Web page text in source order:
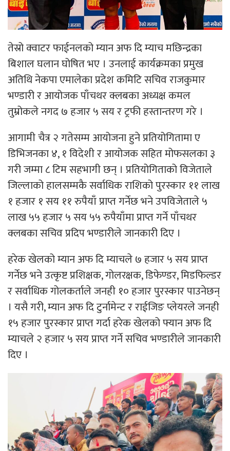
तेस्रो क्वाटर फाईनलको म्यान अफ दि म्याच मछिन्द्रका
बिशाल घलान घोषित भए । उनलाई कार्यक्रमका प्रमुख
अतिथि नेकपा एमालेका प्रदेश कमिटि सचिव राजकुमार
भण्डारी र आयोजक पाँचथर क्लबका अध्यक्ष कमल
तुम्रोकले नगद ७ हजार ५ सय र ट्रफी हस्तान्तरण गरे ।
आगामी चैत्र २ गतेसम्म आयोजना हुने प्रतियोगितामा ए
डिभिजनका ४, १ विदेशी र आयोजक सहित मोफसलका ३
गरी जम्मा ८ टिम सहभागी छन् । प्रतियोगिताको विजेताले
जिल्लाको हालसम्मकै सर्वाधिक राशिको पुरस्कार ११ लाख
१ हजार १ सय ११ रुपैयाँ प्राप्त गर्नेछ भने उपविजेताले ५
लाख ५५ हजार ५ सय ५५ रुपैयाँमा प्राप्त गर्ने पाँचथर
क्लबका सचिव प्रदिप भण्डारीले जानकारी दिए ।
हरेक खेलको म्यान अफ दि म्याचले ७ हजार ५ सय प्राप्त
गर्नेछ भने उत्कृष्ट प्रशिक्षक, गोलरक्षक, डिफेण्डर, मिडफिल्डर
र सर्वाधिक गोलकर्ताले जनही १० हजार पुरस्कार पाउनेछन्
। यसै गरी, म्यान अफ दि टुर्नामेन्ट र राईजिङ प्लेयरले जनही
१५ हजार पुरस्कार प्राप्त गर्दा हरेक खेलको फ्यान अफ दि
म्याचले २ हजार ५ सय प्राप्त गर्ने सचिव भण्डारीले जानकारी
दिए ।